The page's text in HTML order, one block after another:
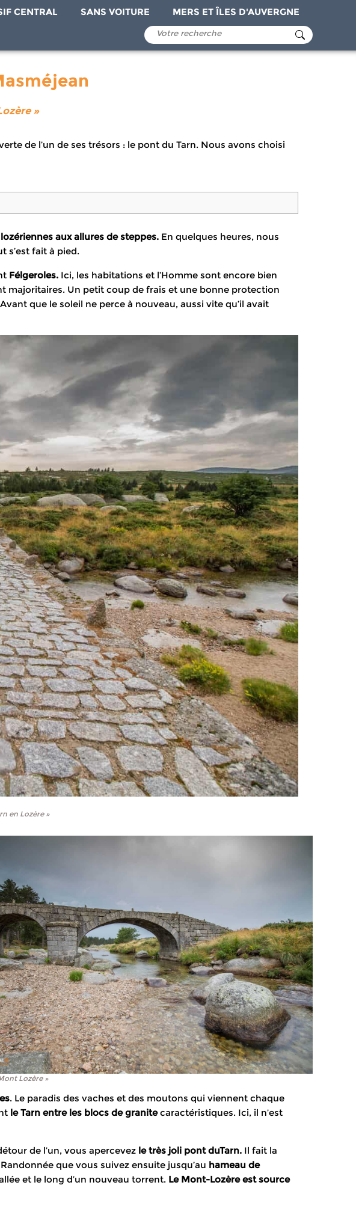
CENTRAL SANS VOITURE MERS ET ÎLES D'AUVERGNE
»
de l’un de ses trésors : le pont du Tarn. Nous avons choisi
aux allures de steppes. En quelques heures, nous
s’est fait à pied.
Félgeroles. Ici, les habitations et l’Homme sont encore bien
majoritaires. Un petit coup de frais et une bonne protection
que le soleil ne perce à nouveau, aussi vite qu’il avait
en Lozère »
Lozère »
. Le paradis des vaches et des moutons qui viennent chaque
le Tarn entre les blocs de granitecaractéristiques. Ici, il n’est
de l’un, vous apercevez le très joli pont duTarn. Il fait la
que vous suivez ensuite jusqu’au hameau de
et le long d’un nouveau torrent. Le Mont-Lozère est source